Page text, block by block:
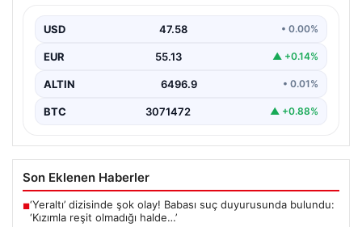
İrlanda temsilcisi Shamrock Rovers, Avrupa kupaları
bir…
USD 47.58 • 0.00%
EUR 55.13 ▲ +0.14%
ALTIN 6496.9 • 0.01%
BTC 3071472 ▲ +0.88%
Son Eklenen Haberler
■‘Yeraltı’ dizisinde şok olay! Babası suç duyurusunda bulundu:
‘Kızımla reşit olmadığı halde…’